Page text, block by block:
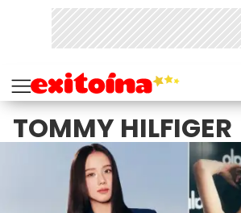
TOMMY HILFIGER